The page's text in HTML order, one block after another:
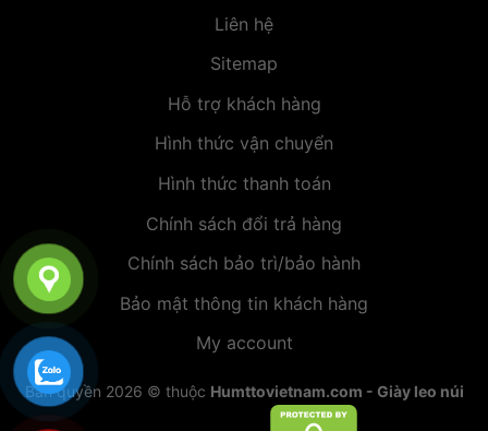
Liên hệ
Sitemap
Hỗ trợ khách hàng
Hình thức vận chuyển
Hình thức thanh toán
Chính sách đổi trả hàng
Chính sách bảo trì/bảo hành
Bảo mật thông tin khách hàng
My account
Bản quyền 2026 © thuộc Humttovietnam.com - Giày leo núi